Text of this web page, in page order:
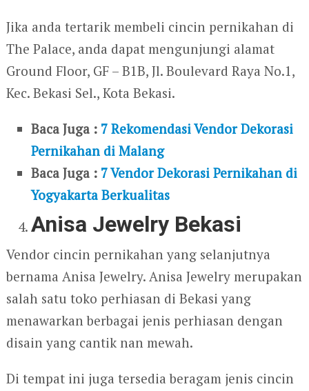
Jika anda tertarik membeli cincin pernikahan di
The Palace, anda dapat mengunjungi alamat
Ground Floor, GF – B1B, Jl. Boulevard Raya No.1,
Kec. Bekasi Sel., Kota Bekasi.
Baca Juga : 7 Rekomendasi Vendor Dekorasi
Pernikahan di Malang
Baca Juga : 7 Vendor Dekorasi Pernikahan di
Yogyakarta Berkualitas
Anisa Jewelry Bekasi
Vendor cincin pernikahan yang selanjutnya
bernama Anisa Jewelry. Anisa Jewelry merupakan
salah satu toko perhiasan di Bekasi yang
menawarkan berbagai jenis perhiasan dengan
disain yang cantik nan mewah.
Di tempat ini juga tersedia beragam jenis cincin